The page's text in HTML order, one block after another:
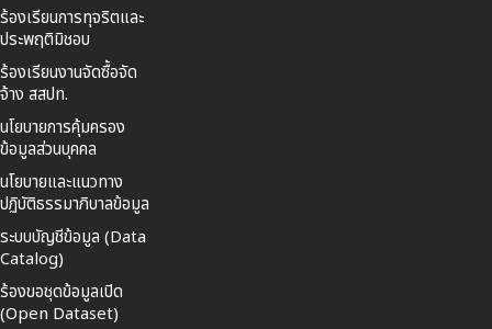
ร้องเรียนการทุจริตและ
ประพฤติมิชอบ
ร้องเรียนงานจัดซื้อจัด
จ้าง สสปท.
นโยบายการคุ้มครอง
ข้อมูลส่วนบุคคล
นโยบายและแนวทาง
ปฏิบัติธรรมาภิบาลข้อมูล
ระบบบัญชีข้อมูล (Data
Catalog)
ร้องขอชุดข้อมูลเปิด
(Open Dataset)